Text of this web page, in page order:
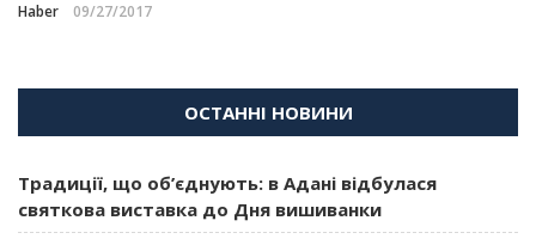
Haber 09/27/2017
ОСТАННІ НОВИНИ
Традиції, що об’єднують: в Адані відбулася
святкова виставка до Дня вишиванки